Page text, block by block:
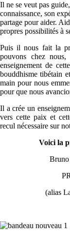
Il ne se veut pas
connaissance, son
partage pour aider.
propres possibilités à
Puis il nous fait la
pouvons chez
enseignement de
bouddhisme tibétain
main pour nous
pour que nous
Il a crée un
vers cette paix et
recul nécessaire sur
Voici la
Bruno
(alias